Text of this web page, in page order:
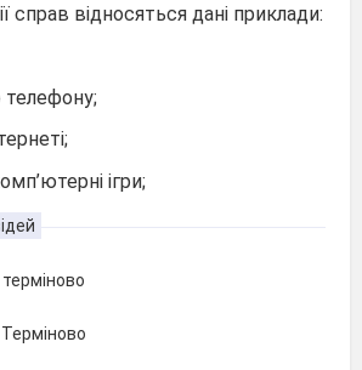
справ відносяться дані приклади:
телефону;
ігри;